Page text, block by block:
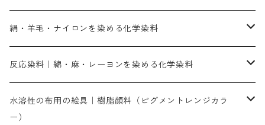
直接染料－染色手順が簡単
人気のおすすめ直接染料
染色に必要な薬品類
絹・羊毛・ナイロンを染める化学染料
お買い得品
染料一覧
反応染料｜綿・麻・レーヨンを染める化学染料
お勧めの3原色（赤・青・黄色）
水溶性の布用の絵具｜樹脂顔料（ピグメントレンジカラ
ー）